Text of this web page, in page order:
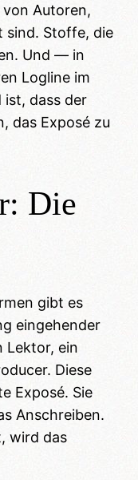
Autoren,
sind. Stoffe, die
Und — in
Logline im
ist, dass der
das Exposé zu
Die
gibt es
eingehender
ein
Diese
Exposé. Sie
Anschreiben.
wird das